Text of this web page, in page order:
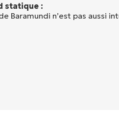
statique :
Baramundi n’est pas aussi